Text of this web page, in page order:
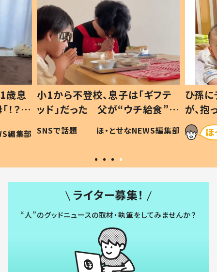
歳息
？」
編集部
小1から不登校、息子は「ギフテ
ッド」だった 父が“ウチ給食”を
作り続ける理由とは #令和の親
#令和の子
SNSで話題 ほ・とせなNEWS編集部
ひ孫
が、
「涙が
い」
ライター募集！
“人”のグッドニュースの取材・執筆をしてみませんか？